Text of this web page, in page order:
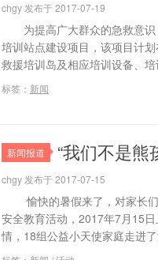
chgy 发布于 2017-07-19
为提高广大群众的急救意识
培训站点建设项目，该项目计
救援培训岛及相应培训设备、
标签： 新闻
新闻报道 “我们不是
chgy 发布于 2017-07-15
愉快的暑假来了，对家长们
安全教育活动，2017年7月15
情，18组公益小天使家庭走进